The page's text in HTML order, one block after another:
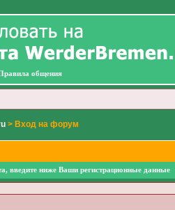
общения
> Вход на форум
введите ниже Ваши регистрационные данные